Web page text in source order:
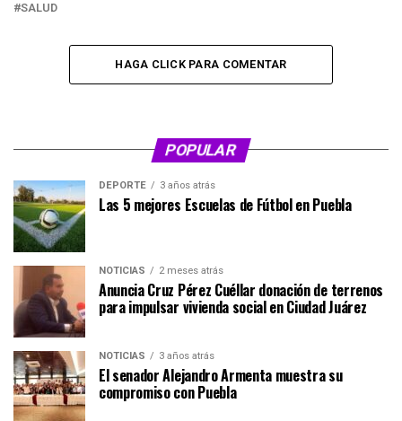
SALUD
HAGA CLICK PARA COMENTAR
POPULAR
DEPORTE 3 años atrás
Las 5 mejores Escuelas de Fútbol en Puebla
NOTICIAS 2 meses atrás
Anuncia Cruz Pérez Cuéllar donación de terrenos
para impulsar vivienda social en Ciudad Juárez
NOTICIAS 3 años atrás
El senador Alejandro Armenta muestra su
compromiso con Puebla